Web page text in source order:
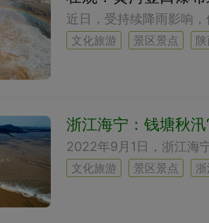
文化旅游 景区景点
浙江海宁：钱塘秋汛
文化旅游 景区景点